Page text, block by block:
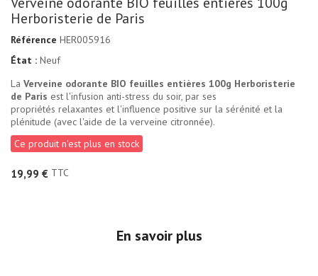
Herboristerie de Paris
Référence HER005916
État : Neuf
La Verveine odorante BIO feuilles entières 100g Herboristerie
de Paris est l'infusion anti-stress du soir, par ses
propriétés relaxantes et l'influence positive sur la sérénité et la
plénitude (avec l'aide de la verveine citronnée).
Ce produit n'est plus en stock
19,99 € TTC
En savoir plus